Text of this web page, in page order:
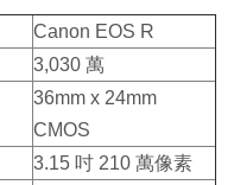
Canon EOS R
3,030 萬
36mm x 24mm
CMOS
3.15 吋 210 萬像素